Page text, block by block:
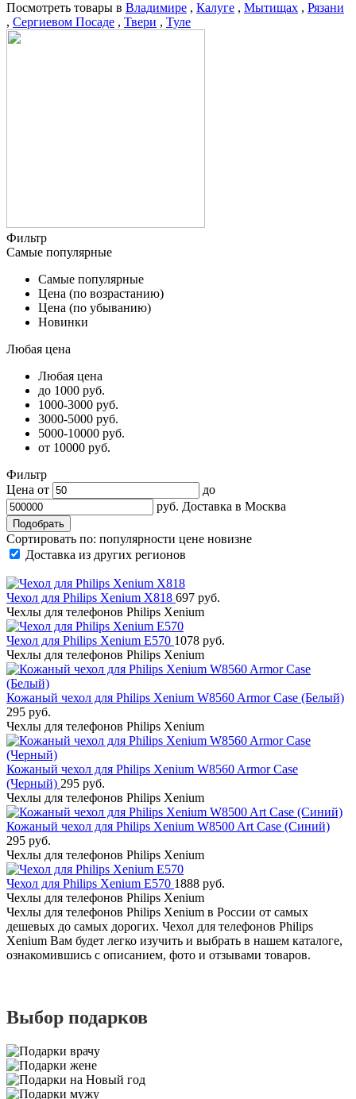
Посмотреть товары в Владимире , Калуге , Мытищах , Рязани
, Сергиевом Посаде , Твери , Туле
Фильтр
Самые популярные
Самые популярные
Цена (по возрастанию)
Цена (по убыванию)
Новинки
Любая цена
Любая цена
до 1000 руб.
1000-3000 руб.
3000-5000 руб.
5000-10000 руб.
от 10000 руб.
Фильтр
Цена от
до
руб. Доставка в Москва
Сортировать по: популярности цене новизне
Доставка из других регионов
Чехол для Philips Xenium X818 697 руб.
Чехлы для телефонов Philips Xenium
Чехол для Philips Xenium E570 1078 руб.
Чехлы для телефонов Philips Xenium
Кожаный чехол для Philips Xenium W8560 Armor Case (Белый)
295 руб.
Чехлы для телефонов Philips Xenium
Кожаный чехол для Philips Xenium W8560 Armor Case
(Черный) 295 руб.
Чехлы для телефонов Philips Xenium
Кожаный чехол для Philips Xenium W8500 Art Case (Синий)
295 руб.
Чехлы для телефонов Philips Xenium
Чехол для Philips Xenium E570 1888 руб.
Чехлы для телефонов Philips Xenium
Чехлы для телефонов Philips Xenium в России от самых
дешевых до самых дорогих. Чехол для телефонов Philips
Xenium Вам будет легко изучить и выбрать в нашем каталоге,
ознакомившись с описанием, фото и отзывами товаров.
Выбор подарков